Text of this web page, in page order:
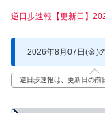
逆日歩速報【更新日】
2026年8月07日(金)
逆日歩速報は、更新日の前